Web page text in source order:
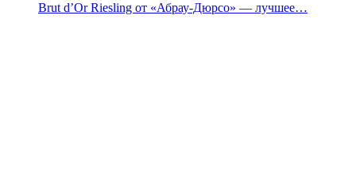
Brut d’Or Riesling от «Абрау-Дюрсо» — лучшее…